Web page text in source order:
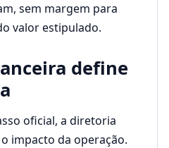
sem margem para
valor estipulado.
define
oficial, a diretoria
impacto da operação.